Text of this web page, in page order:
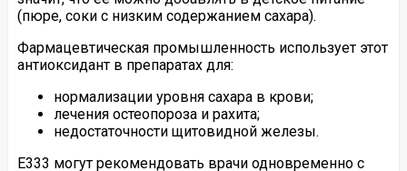
(пюре, соки с низким содержанием сахара).
Фармацевтическая промышленность использует этот
антиоксидант в препаратах для:
нормализации уровня сахара в крови;
лечения остеопороза и рахита;
недостаточности щитовидной железы.
E333 могут рекомендовать врачи одновременно с